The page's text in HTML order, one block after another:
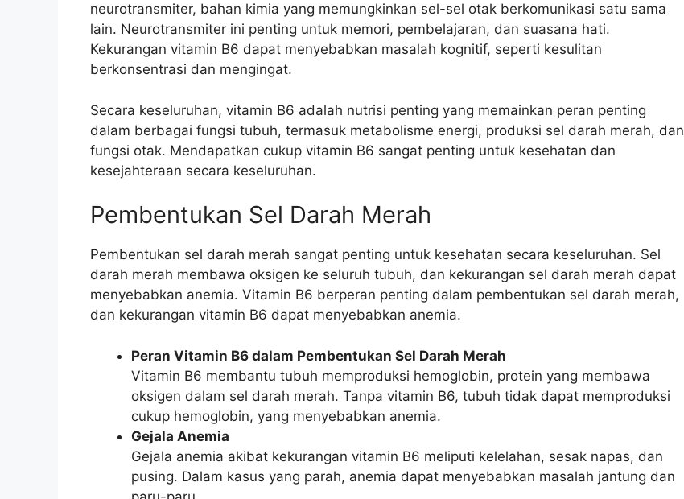
neurotransmiter, bahan kimia yang memungkinkan sel-sel otak berkomunikasi satu sama
lain. Neurotransmiter ini penting untuk memori, pembelajaran, dan suasana hati.
Kekurangan vitamin B6 dapat menyebabkan masalah kognitif, seperti kesulitan
berkonsentrasi dan mengingat.
Secara keseluruhan, vitamin B6 adalah nutrisi penting yang memainkan peran penting
dalam berbagai fungsi tubuh, termasuk metabolisme energi, produksi sel darah merah, dan
fungsi otak. Mendapatkan cukup vitamin B6 sangat penting untuk kesehatan dan
kesejahteraan secara keseluruhan.
Pembentukan Sel Darah Merah
Pembentukan sel darah merah sangat penting untuk kesehatan secara keseluruhan. Sel
darah merah membawa oksigen ke seluruh tubuh, dan kekurangan sel darah merah dapat
menyebabkan anemia. Vitamin B6 berperan penting dalam pembentukan sel darah merah,
dan kekurangan vitamin B6 dapat menyebabkan anemia.
Peran Vitamin B6 dalam Pembentukan Sel Darah Merah
Vitamin B6 membantu tubuh memproduksi hemoglobin, protein yang membawa
oksigen dalam sel darah merah. Tanpa vitamin B6, tubuh tidak dapat memproduksi
cukup hemoglobin, yang menyebabkan anemia.
Gejala Anemia
Gejala anemia akibat kekurangan vitamin B6 meliputi kelelahan, sesak napas, dan
pusing. Dalam kasus yang parah, anemia dapat menyebabkan masalah jantung dan